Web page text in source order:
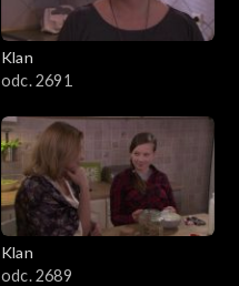
Klan
odc. 2691
Klan
odc. 2689